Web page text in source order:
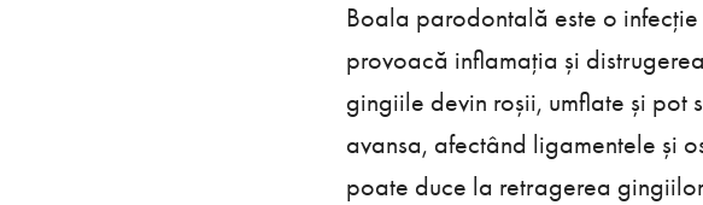
Boala parodontală este o
provoacă inflamația și
gingiile devin roșii, umflate și pot
avansa, afectând ligamentele și
poate duce la retragerea